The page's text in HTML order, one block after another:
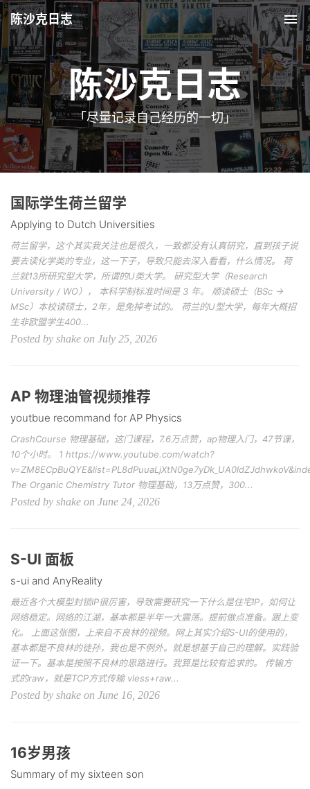
陈沙克日志
陈沙克日志
「尽量记录自己经历的一切」
国际学生荷兰留学
Applying to Dutch Universities
荷兰留学，这个其实我关注也是很久，一致都没有认真研究，直到孩子说
要去读化学类的专业，这一下子，导致只能去深入看看，什么情况。 荷
兰就13所研究型大学，所谓的U类大学。 研究型大学（Research
University / WO）， 本科学制标准时间是 3 年。 顺读硕士（BSc →
MSc）本校读硕士，2年，是免掉考试的。 荷兰的U型大学，每年大概招
生非欧盟学生400...
Posted by shake on July 25, 2026
AP 物理油管视频推荐
youtbue recommand for AP Physics
CrashCourse 物理基础，这门课程，7.6万点赞，ap物理入门，47节课，
10个小时。 1 https://www.youtube.com/watch?
The Organic Chemistry Tutor 物理基础，13万点赞，300...
Posted by shake on June 24, 2026
S-UI 面板
s-ui and AnyReality
最近各个大模型封锁IP很厉害，导致需要研究一下什么是住宅IP，如何让
网络稳定。网络的江湖，基本都是半年一大震荡。提前做点准备。跟上变
化。 上面这张图，上来自不良林的视频。网上其实介绍S-UI的使用的，
基本都是不良林的徒孙，我也是不例外。就是想基于自己的理解。实践验
证一下。基本是按照不良林的思路进行。我算是比较有追求的。 传输方
式的raw，就是TCP方式传输 vless+raw...
Posted by shake on June 16, 2026
16岁男孩
Summary of my sixteen son